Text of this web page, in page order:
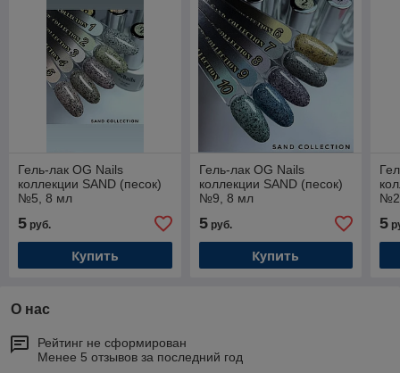
Гель-лак OG Nails
коллекции SAND (песок)
№5, 8 мл
5 руб.
Купить
Гель-лак OG Nails
коллекции SAND (песок)
№9, 8 мл
5руб.
Купить
5
О нас
Рейтинг не сформирован
Менее 5 отзывов за последний год